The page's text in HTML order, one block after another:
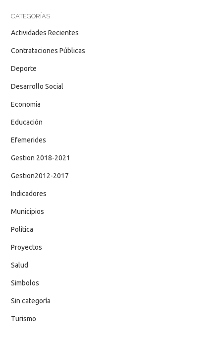
CATEGORÍAS
Actividades Recientes
Contrataciones Públicas
Deporte
Desarrollo Social
Economía
Educación
Efemerides
Gestion 2018-2021
Gestion2012-2017
Indicadores
Municipios
Política
Proyectos
Salud
Simbolos
Sin categoría
Turismo